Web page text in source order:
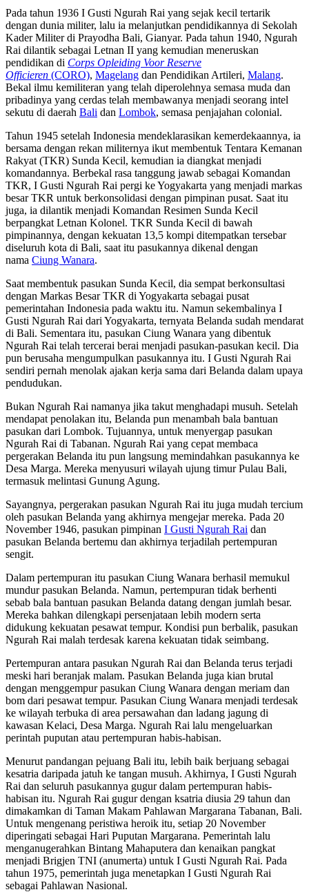
Pada tahun 1936 I Gusti Ngurah Rai yang sejak kecil tertarik
dengan dunia militer, lalu ia melanjutkan pendidikannya di Sekolah
Kader Militer di Prayodha Bali, Gianyar. Pada tahun 1940, Ngurah
Rai dilantik sebagai Letnan II yang kemudian meneruskan
pendidikan di Corps Opleiding Voor Reserve
Officieren (CORO), Magelang dan Pendidikan Artileri, Malang.
Bekal ilmu kemiliteran yang telah diperolehnya semasa muda dan
pribadinya yang cerdas telah membawanya menjadi seorang intel
sekutu di daerah Bali dan Lombok, semasa penjajahan colonial.
Tahun 1945 setelah Indonesia mendeklarasikan kemerdekaannya, ia
bersama dengan rekan militernya ikut membentuk Tentara Kemanan
Rakyat (TKR) Sunda Kecil, kemudian ia diangkat menjadi
komandannya. Berbekal rasa tanggung jawab sebagai Komandan
TKR, I Gusti Ngurah Rai pergi ke Yogyakarta yang menjadi markas
besar TKR untuk berkonsolidasi dengan pimpinan pusat. Saat itu
juga, ia dilantik menjadi Komandan Resimen Sunda Kecil
berpangkat Letnan Kolonel. TKR Sunda Kecil di bawah
pimpinannya, dengan kekuatan 13,5 kompi ditempatkan tersebar
diseluruh kota di Bali, saat itu pasukannya dikenal dengan
nama Ciung Wanara.
Saat membentuk pasukan Sunda Kecil, dia sempat berkonsultasi
dengan Markas Besar TKR di Yogyakarta sebagai pusat
pemerintahan Indonesia pada waktu itu. Namun sekembalinya I
Gusti Ngurah Rai dari Yogyakarta, ternyata Belanda sudah mendarat
di Bali. Sementara itu, pasukan Ciung Wanara yang dibentuk
Ngurah Rai telah tercerai berai menjadi pasukan-pasukan kecil. Dia
pun berusaha mengumpulkan pasukannya itu. I Gusti Ngurah Rai
sendiri pernah menolak ajakan kerja sama dari Belanda dalam upaya
pendudukan.
Bukan Ngurah Rai namanya jika takut menghadapi musuh. Setelah
mendapat penolakan itu, Belanda pun menambah bala bantuan
pasukan dari Lombok. Tujuannya, untuk menyergap pasukan
Ngurah Rai di Tabanan. Ngurah Rai yang cepat membaca
pergerakan Belanda itu pun langsung memindahkan pasukannya ke
Desa Marga. Mereka menyusuri wilayah ujung timur Pulau Bali,
termasuk melintasi Gunung Agung.
Sayangnya, pergerakan pasukan Ngurah Rai itu juga mudah tercium
oleh pasukan Belanda yang akhirnya mengejar mereka. Pada 20
November 1946, pasukan pimpinan I Gusti Ngurah Rai dan
pasukan Belanda bertemu dan akhirnya terjadilah pertempuran
sengit.
Dalam pertempuran itu pasukan Ciung Wanara berhasil memukul
mundur pasukan Belanda. Namun, pertempuran tidak berhenti
sebab bala bantuan pasukan Belanda datang dengan jumlah besar.
Mereka bahkan dilengkapi persenjataan lebih modern serta
didukung kekuatan pesawat tempur. Kondisi pun berbalik, pasukan
Ngurah Rai malah terdesak karena kekuatan tidak seimbang.
Pertempuran antara pasukan Ngurah Rai dan Belanda terus terjadi
meski hari beranjak malam. Pasukan Belanda juga kian brutal
dengan menggempur pasukan Ciung Wanara dengan meriam dan
bom dari pesawat tempur. Pasukan Ciung Wanara menjadi terdesak
ke wilayah terbuka di area persawahan dan ladang jagung di
kawasan Kelaci, Desa Marga. Ngurah Rai lalu mengeluarkan
perintah puputan atau pertempuran habis-habisan.
Menurut pandangan pejuang Bali itu, lebih baik berjuang sebagai
kesatria daripada jatuh ke tangan musuh. Akhirnya, I Gusti Ngurah
Rai dan seluruh pasukannya gugur dalam pertempuran habis-
habisan itu. Ngurah Rai gugur dengan ksatria diusia 29 tahun dan
dimakamkan di Taman Makam Pahlawan Margarana Tabanan, Bali.
Untuk mengenang peristiwa heroik itu, setiap 20 November
diperingati sebagai Hari Puputan Margarana. Pemerintah lalu
menganugerahkan Bintang Mahaputera dan kenaikan pangkat
menjadi Brigjen TNI (anumerta) untuk I Gusti Ngurah Rai. Pada
tahun 1975, pemerintah juga menetapkan I Gusti Ngurah Rai
sebagai Pahlawan Nasional.